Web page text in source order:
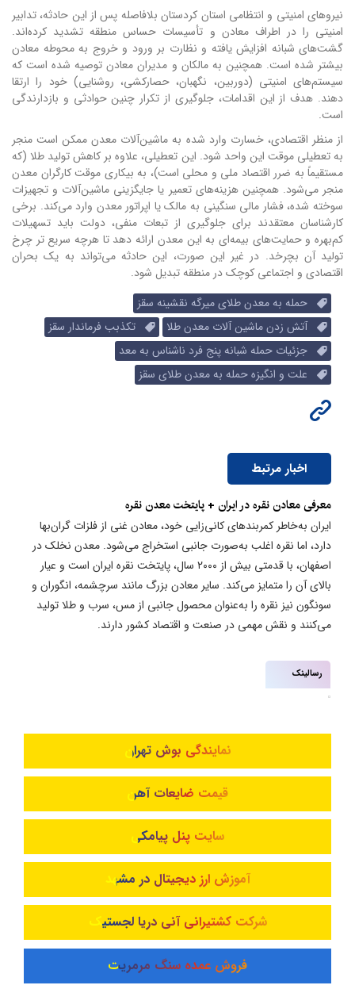
نیروهای امنیتی و انتظامی استان کردستان بلافاصله پس از این حادثه، تدابیر
امنیتی را در اطراف معادن و تأسیسات حساس منطقه تشدید کرده‌اند.
گشت‌های شبانه افزایش یافته و نظارت بر ورود و خروج به محوطه معادن
بیشتر شده است. همچنین به مالکان و مدیران معادن توصیه شده است که
سیستم‌های امنیتی (دوربین، نگهبان، حصارکشی، روشنایی) خود را ارتقا
دهند. هدف از این اقدامات، جلوگیری از تکرار چنین حوادثی و بازدارندگی
است.
از منظر اقتصادی، خسارت وارد شده به ماشین‌آلات معدن ممکن است منجر
به تعطیلی موقت این واحد شود. این تعطیلی، علاوه بر کاهش تولید طلا (که
مستقیماً به ضرر اقتصاد ملی و محلی است)، به بیکاری موقت کارگران معدن
منجر می‌شود. همچنین هزینه‌های تعمیر یا جایگزینی ماشین‌آلات و تجهیزات
سوخته شده، فشار مالی سنگینی به مالک یا اپراتور معدن وارد می‌کند. برخی
کارشناسان معتقدند برای جلوگیری از تبعات منفی، دولت باید تسهیلات
کم‌بهره و حمایت‌های بیمه‌ای به این معدن ارائه دهد تا هرچه سریع تر چرخ
تولید آن بچرخد. در غیر این صورت، این حادثه می‌تواند به یک بحران
اقتصادی و اجتماعی کوچک در منطقه تبدیل شود.
حمله به معدن طلای میرگه نقشینه سقز
آتش زدن ماشین آلات معدن طلا
تکذبب فرماندار سقز
جزئیات حمله شبانه پنج فرد ناشناس به معد
علت و انگیزه حمله به معدن طلای سقز
اخبار مرتبط
معرفی معادن نقره در ایران + پایتخت معدن نقره
ایران به‌خاطر کمربندهای کانی‌زایی خود، معادن غنی از فلزات گران‌بها
دارد، اما نقره اغلب به‌صورت جانبی استخراج می‌شود. معدن نخلک در
اصفهان، با قدمتی بیش از ۲۰۰۰ سال، پایتخت نقره ایران است و عیار
بالای آن را متمایز می‌کند. سایر معادن بزرگ مانند سرچشمه، انگوران و
سونگون نیز نقره را به‌عنوان محصول جانبی از مس، سرب و طلا تولید
می‌کنند و نقش مهمی در صنعت و اقتصاد کشور دارند.
رسالینک
نمایندگی بوش تهران
قیمت ضایعات آهن
سایت پنل پیامکی
آموزش ارز دیجیتال در مشهد
شرکت کشتیرانی آنی دریا لجستیک
فروش عمده سنگ مرمریت